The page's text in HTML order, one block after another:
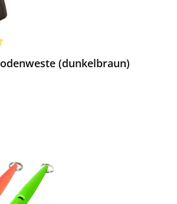
(dunkelbraun)
Preis: